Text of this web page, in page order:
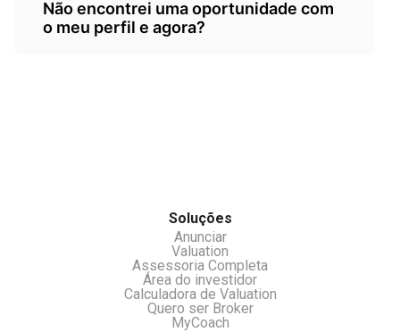
lembrando que não fazemos auditorias ou
nossa aba Assessoria Completa.
Não encontrei uma oportunidade com
o meu perfil e agora?
Soluções
Anunciar
Valuation
Assessoria Completa
Área do investidor
Calculadora de Valuation
Quero ser Broker
MyCoach